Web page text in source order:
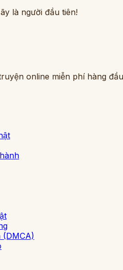
là người đầu tiên!
online miễn phí hàng
(DMCA)